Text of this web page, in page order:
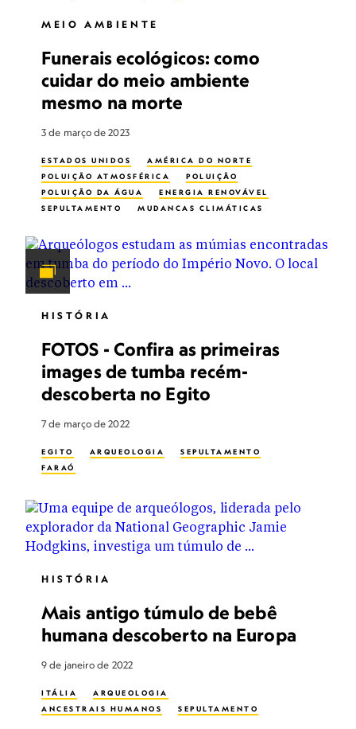
MEIO AMBIENTE
Funerais ecológicos: como
cuidar do meio ambiente
mesmo na morte
3 de março de 2023
ESTADOS UNIDOS
AMÉRICA DO NORTE
POLUIÇÃO ATMOSFÉRICA
POLUIÇÃO
POLUIÇÃO DA ÁGUA
ENERGIA RENOVÁVEL
SEPULTAMENTO
MUDANÇAS CLIMÁTICAS
HISTÓRIA
FOTOS - Confira as primeiras
images de tumba recém-
descoberta no Egito
7 de março de 2022
EGITO ARQUEOLOGIA
SEPULTAMENTO
FARAÓ
HISTÓRIA
Mais antigo túmulo de bebê
humana descoberto na Europa
9 de janeiro de 2022
ITÁLIA
ARQUEOLOGIA
ANCESTRAIS HUMANOS
SEPULTAMENTO